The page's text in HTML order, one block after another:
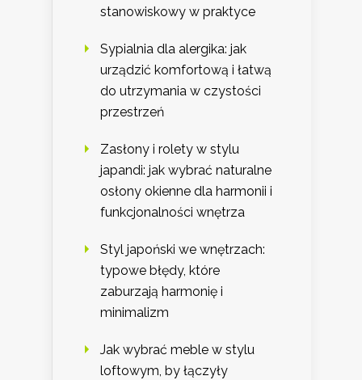
stanowiskowy w praktyce
Sypialnia dla alergika: jak
urządzić komfortową i łatwą
do utrzymania w czystości
przestrzeń
Zasłony i rolety w stylu
japandi: jak wybrać naturalne
osłony okienne dla harmonii i
funkcjonalności wnętrza
Styl japoński we wnętrzach:
typowe błędy, które
zaburzają harmonię i
minimalizm
Jak wybrać meble w stylu
loftowym, by łączyły